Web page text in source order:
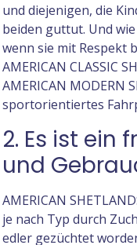
und diejenigen, die
beiden guttut. Und
wenn sie mit Respekt
AMERICAN CLASSIC
AMERICAN
sportorientiertes
2. Es ist ein
und
AMERICAN
je nach Typ durch
edler gezüchtet